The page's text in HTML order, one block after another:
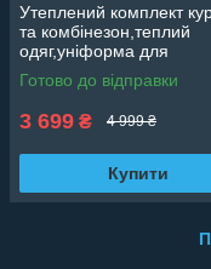
Утеплений комплект
та комбінезон,теплий
одяг,уніформа для
зими,зимовий
комплект,куртка с
Готово до відправки
3 699 ₴ 4 999 ₴
Купити